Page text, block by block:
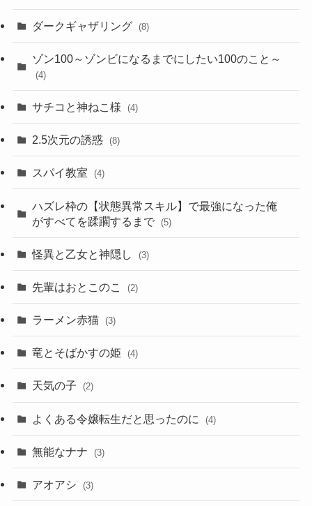
ダークギャザリング (8)
ゾン100～ゾンビになるまでにしたい100のこと～
(4)
サチコと神ねこ様 (4)
2.5次元の誘惑 (8)
スパイ教室 (4)
ハズレ枠の【状態異常スキル】で最強になった俺
がすべてを蹂躙するまで
(5)
怪異と乙女と神隠し (3)
先輩はおとこのこ (2)
ラーメン赤猫 (3)
竜とそばかすの姫 (4)
天気の子 (2)
よくある令嬢転生だと思ったのに (4)
無能なナナ (3)
アオアシ (3)